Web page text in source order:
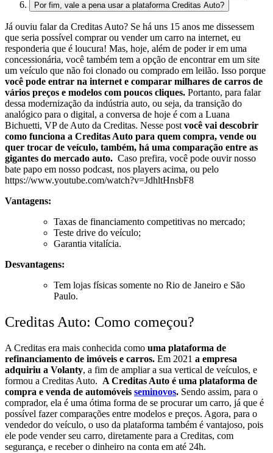
Por fim, vale a pena usar a plataforma Creditas Auto?
Já ouviu falar da Creditas Auto? Se há uns 15 anos me dissessem
que seria possível comprar ou vender um carro na internet, eu
responderia que é loucura! Mas, hoje, além de poder ir em uma
concessionária, você também tem a opção de encontrar em um site
um veículo que não foi clonado ou comprado em leilão. Isso porque
você pode entrar na internet e comparar milhares de carros de
vários preços e modelos com poucos cliques. Portanto, para falar
dessa modernização da indústria auto, ou seja, da transição do
analógico para o digital, a conversa de hoje é com a Luana
Bichuetti, VP de Auto da Creditas. Nesse post você vai descobrir
como funciona a Creditas Auto para quem compra, vende ou
quer trocar de veículo, também, há uma comparação entre as
gigantes do mercado auto. Caso prefira, você pode ouvir nosso
bate papo em nosso podcast, nos players acima, ou pelo
https://www.youtube.com/watch?v=JdhltHnsbF8
Vantagens:
Taxas de financiamento competitivas no mercado;
Teste drive do veículo;
Garantia vitalícia.
Desvantagens:
Tem lojas físicas somente no Rio de Janeiro e São
Paulo.
Creditas Auto: Como começou?
A Creditas era mais conhecida como uma plataforma de
refinanciamento de imóveis e carros. Em 2021 a empresa
adquiriu a Volanty, a fim de ampliar a sua vertical de veículos, e
formou a Creditas Auto. A Creditas Auto é uma plataforma de
compra e venda de automóveis seminovos. Sendo assim, para o
comprador, ela é uma ótima forma de se procurar um carro, já que é
possível fazer comparações entre modelos e preços. Agora, para o
vendedor do veículo, o uso da plataforma também é vantajoso, pois
ele pode vender seu carro, diretamente para a Creditas, com
segurança, e receber o dinheiro na conta em até 24h.